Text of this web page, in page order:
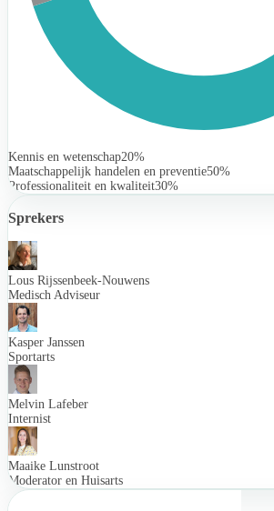
Kennis en wetenschap20%
Maatschappelijk handelen en preventie50%
Professionaliteit en kwaliteit30%
Sprekers
Lous Rijssenbeek-Nouwens
Medisch Adviseur
Kasper Janssen
Sportarts
Melvin Lafeber
Internist
Maaike Lunstroot
Moderator en Huisarts